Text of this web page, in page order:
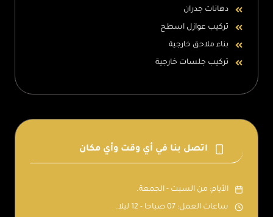
دهانات جدران
تركيب عوازل اسطح
بناء ملاحق خارجية
تركيب جلسات خارجية
اتصل بنا في أي وقت وأي مكان
الأيام: من السبت - الجمعة.
ساعات العمل: 07 صباحا - 12 ليلا.